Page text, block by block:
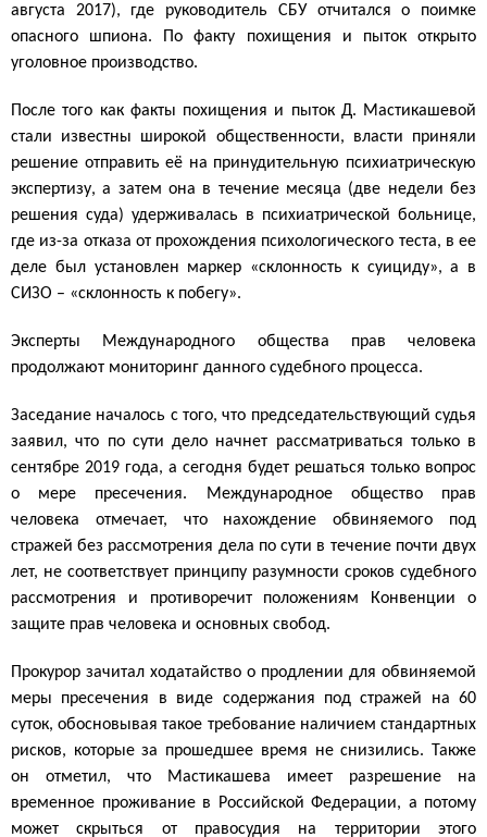
августа 2017), где руководитель СБУ отчитался о поимке
опасного шпиона. По факту похищения и пыток открыто
уголовное производство.
После того как факты похищения и пыток Д. Мастикашевой
стали известны широкой общественности, власти приняли
решение отправить её на принудительную психиатрическую
экспертизу, а затем она в течение месяца (две недели без
решения суда) удерживалась в психиатрической больнице,
где из-за отказа от прохождения психологического теста, в ее
деле был установлен маркер «склонность к суициду», а в
СИЗО – «склонность к побегу».
Эксперты Международного общества прав человека
продолжают мониторинг данного судебного процесса.
Заседание началось с того, что председательствующий судья
заявил, что по сути дело начнет рассматриваться только в
сентябре 2019 года, а сегодня будет решаться только вопрос
о мере пресечения. Международное общество прав
человека отмечает, что нахождение обвиняемого под
стражей без рассмотрения дела по сути в течение почти двух
лет, не соответствует принципу разумности сроков судебного
рассмотрения и противоречит положениям Конвенции
о
защите прав человека и основных свобод.
Прокурор зачитал ходатайство о продлении для обвиняемой
меры пресечения в виде содержания под стражей на 60
суток, обосновывая такое требование наличием стандартных
рисков, которые за прошедшее время не снизились. Также
он отметил, что Мастикашева имеет разрешение на
временное проживание в Российской Федерации, а потому
может скрыться от правосудия на территории этого